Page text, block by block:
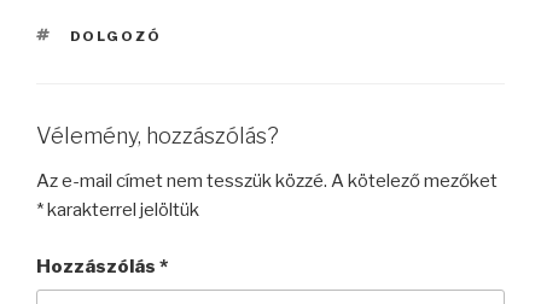
CÍMKÉK
DOLGOZÓ
Vélemény, hozzászólás?
Az e-mail címet nem tesszük közzé. A kötelező mezőket
*karakterrel jelöltük
Hozzászólás *